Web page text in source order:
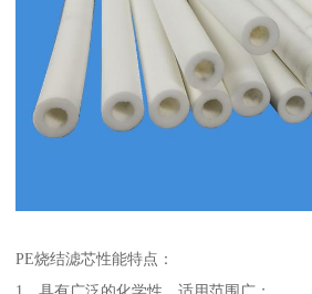
PE烧结滤芯性能特点：
1、具有广泛的化学性，适用范围广；